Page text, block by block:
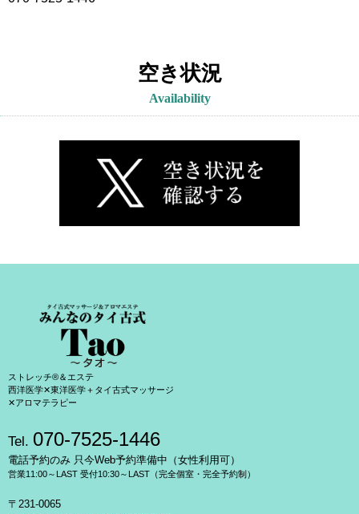
空き状況
Availability
ストレッチ®＆エステ
西洋医学✕東洋医学＋タイ古式マッサージ
✕アロマテラピー
Tel. 070-7525-1446
電話予約のみ 只今Web予約準備中（女性利用可）
営業11:00～LAST 受付10:30～LAST（完全個室・完全予約制）
〒231-0065